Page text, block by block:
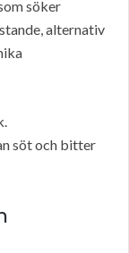
söker
alternativ
söt och bitter